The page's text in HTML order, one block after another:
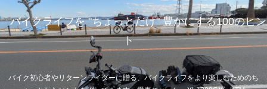
バイクライフを "ちょっとだけ" 豊かにする100のヒン
ト
バイク初心者やリターンライダーに贈る、バイクライフをより楽しむためのち